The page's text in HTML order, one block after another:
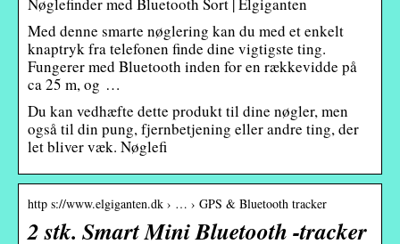
Med denne smarte nøglering kan du med et enkelt
knaptryk fra telefonen finde dine vigtigste ting.
Fungerer med Bluetooth inden for en rækkevidde på
ca 25 m, og …
Du kan vedhæfte dette produkt til dine nøgler, men
også til din pung, fjernbetjening eller andre ting, der
let bliver væk. Nøglefi
http s://www.elgiganten.dk › … › GPS & Bluetooth tracker
2 stk. Smart Mini Bluetooth -tracker